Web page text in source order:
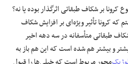
کرونا بر شکاف طبقاتی اثرگذار بوده یا نه؟
کرونا تأثیر ویژه‌ای بر افزایش شکاف
طبقاتی متأسفانه در سه دهه اخیر
و بیشتر هم شده است که این هم باز به